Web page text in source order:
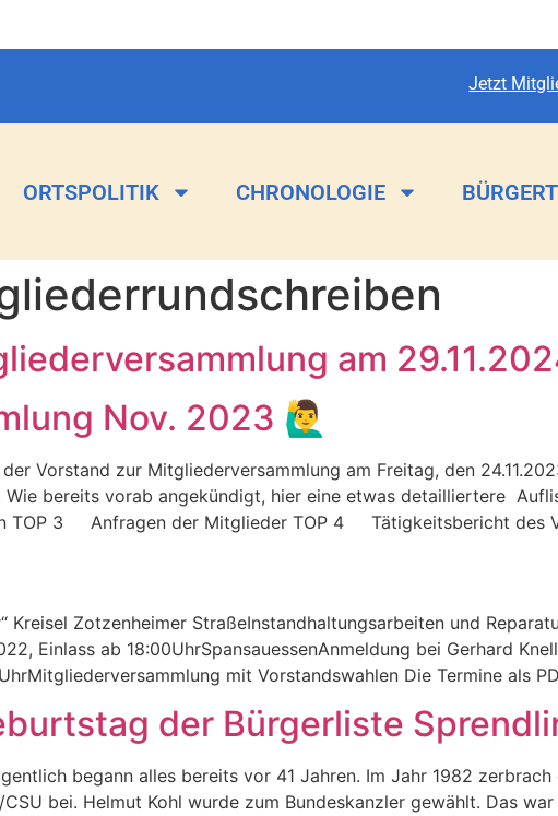
Jetzt
ORTSPOLITIK CHRONOLOGIE
am
Nov. 2023 🙋‍♂️
Vorstand zur Mitgliederversammlung am Freitag, den
Wie bereits vorab angekündigt, hier eine etwas detailliertere
TOP 3 Anfragen der Mitglieder TOP 4 Tätigkeitsbericht des
Kreisel Zotzenheimer StraßeInstandhaltungsarbeiten und
Einlass ab 18:00UhrSpansauessenAnmeldung bei Gerhard
mit Vorstandswahlen Die Termine als
der Bürgerliste
begann alles bereits vor 41 Jahren. Im Jahr 1982
bei. Helmut Kohl wurde zum Bundeskanzler gewählt. Das